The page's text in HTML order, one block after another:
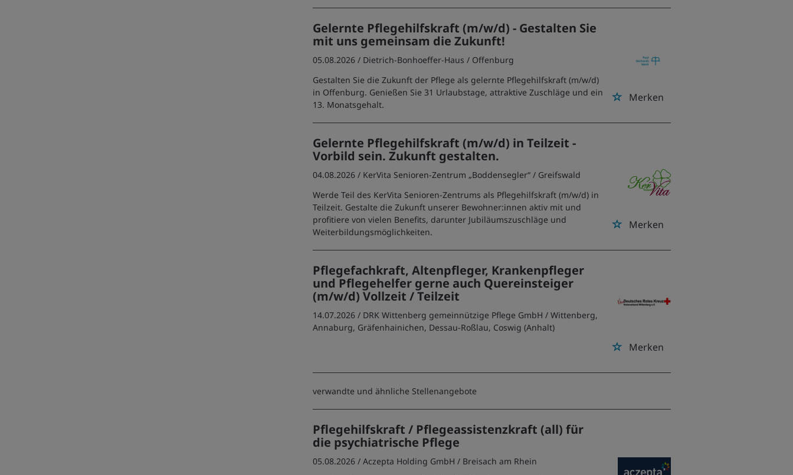
Gelernte Pflegehilfskraft (m/w/d) - Gestalten Sie
mit uns gemeinsam die Zukunft!
Merken
05.08.2026 / Dietrich-Bonhoeffer-Haus / Offenburg
Gestalten Sie die Zukunft der Pflege als gelernte Pflegehilfskraft (m/w/d)
in Offenburg. Genießen Sie 31 Urlaubstage, attraktive Zuschläge und ein
13. Monatsgehalt.
Gelernte Pflegehilfskraft (m/w/d) in Teilzeit -
Vorbild sein. Zukunft gestalten.
Merken
04.08.2026 / KerVita Senioren-Zentrum „Boddensegler“ / Greifswald
Werde Teil des KerVita Senioren-Zentrums als Pflegehilfskraft (m/w/d) in
Teilzeit. Gestalte die Zukunft unserer Bewohner:innen aktiv mit und
profitiere von vielen Benefits, darunter Jubiläumszuschläge und
Weiterbildungsmöglichkeiten.
Pflegefachkraft, Altenpfleger, Krankenpfleger
und Pflegehelfer gerne auch Quereinsteiger
(m/w/d) Vollzeit / Teilzeit
Merken
14.07.2026 / DRK Wittenberg gemeinnützige Pflege GmbH / Wittenberg,
Annaburg, Gräfenhainichen, Dessau-Roßlau, Coswig (Anhalt)
verwandte und ähnliche Stellenangebote
Pflegehilfskraft / Pflegeassistenzkraft (all) für
die psychiatrische Pflege
05.08.2026 /Aczepta Holding GmbH / Breisach am Rhein